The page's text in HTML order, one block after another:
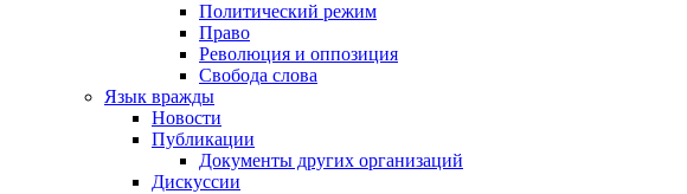
Политический режим
Право
Революция и оппозиция
Свобода слова
Язык вражды
Новости
Публикации
Документы других организаций
Дискуссии